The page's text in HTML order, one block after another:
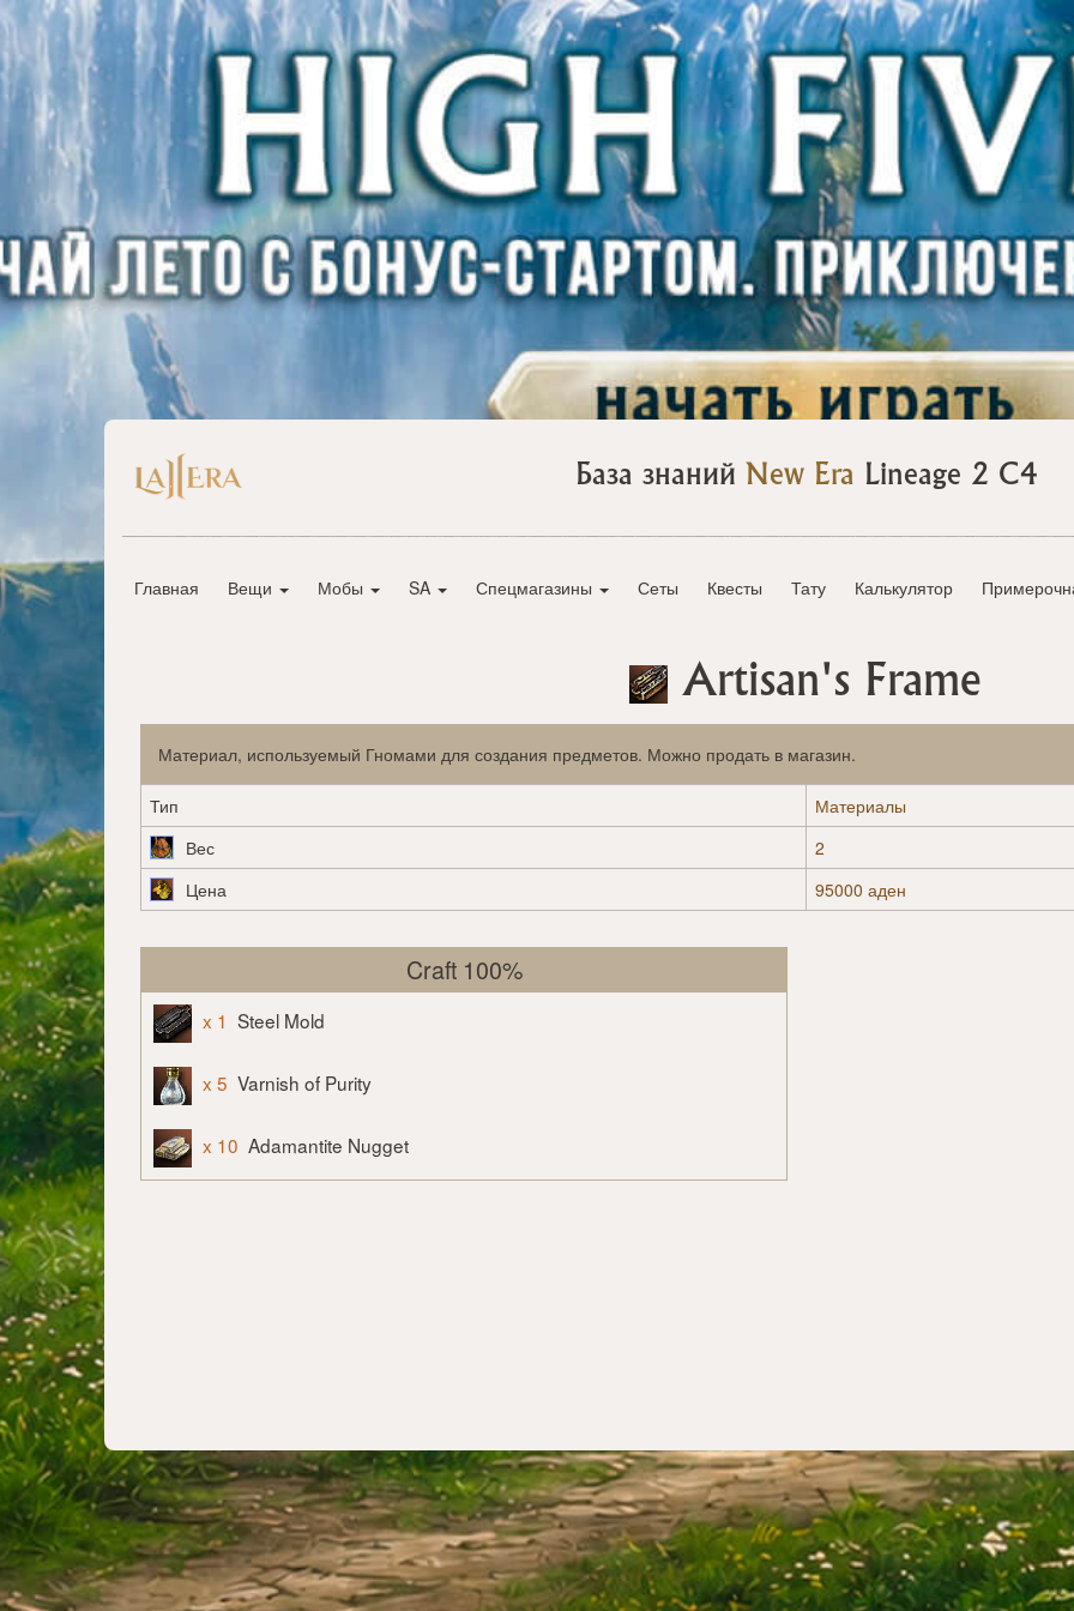
База знаний New Era Lineage 2 C4
Главная Вещи Мобы SA Спецмагазины Сеты Квесты Тату Калькулятор
Artisan's Frame
Материал, используемый Гномами для создания предметов. Можно продать в магазин.
Тип
Материалы
Вес
2
Цена
95000 аден
Craft 100%
x 1 Steel Mold
x 5 Varnish of Purity
x 10 Adamantite Nugget